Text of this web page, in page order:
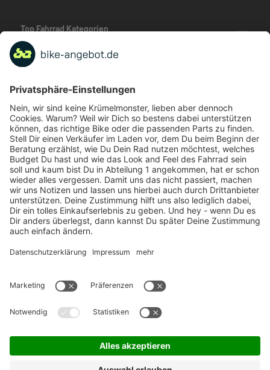
Top Fahrrad Kategorien
Beliebte Fahrrad-Kategorien
Marken-Highlights
TOP-Marken
ZAHLUNGSARTEN / RATENKAUF
FÜR ARBEITGEBER & ARBEITNEHMER